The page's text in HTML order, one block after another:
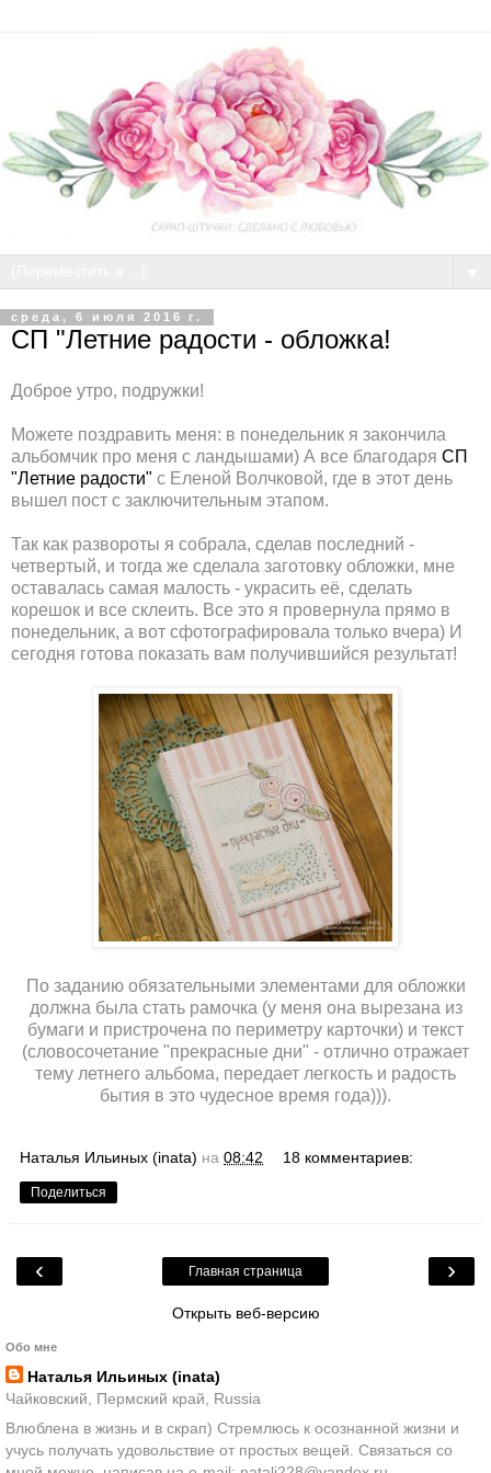
среда, 6 июля 2016 г.
СП "Летние радости - обложка!
Доброе утро, подружки!
Можете поздравить меня: в понедельник я закончила
альбомчик про меня с ландышами) А все благодаря СП
"Летние радости" с Еленой Волчковой, где в этот день
вышел пост с заключительным этапом.
Так как развороты я собрала, сделав последний -
четвертый, и тогда же сделала заготовку обложки, мне
оставалась самая малость - украсить её, сделать
корешок и все склеить. Все это я провернула прямо в
понедельник, а вот сфотографировала только вчера) И
сегодня готова показать вам получившийся результат!
По заданию обязательными элементами для обложки
должна была стать рамочка (у меня она вырезана из
бумаги и пристрочена по периметру карточки) и текст
(словосочетание "прекрасные дни" - отлично отражает
тему летнего альбома, передает легкость и радость
бытия в это чудесное время года))).
Наталья Ильиных (inata) на 08:42 18 комментариев:
Поделиться
‹ ›
Главная страница
Открыть веб-версию
Обо мне
Наталья Ильиных (inata)
Чайковский, Пермский край, Russia
Влюблена в жизнь и в скрап) Стремлюсь к осознанной жизни и
учусь получать удовольствие от простых вещей. Связаться со